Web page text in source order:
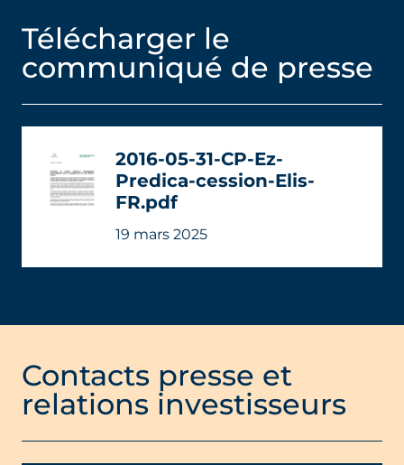
Télécharger le
communiqué de presse
2016-05-31-CP-Ez-
Predica-cession-Elis-
FR.pdf
19 mars 2025
Contacts presse et
relations investisseurs